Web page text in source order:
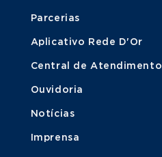
Parcerias
Aplicativo Rede D'Or
Central de Atendimento
Ouvidoria
Notícias
Imprensa